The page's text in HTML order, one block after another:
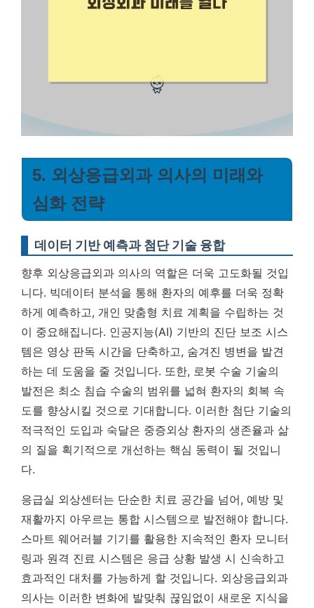
5. 외상응급외과 의사의 미래와
심화 전략
데이터 기반 예측과 첨단 기술 융합
향후 외상응급외과 의사의 역할은 더욱 고도화될 것입
니다. 빅데이터 분석을 통해 환자의 예후를 더욱 정확
하게 예측하고, 개인 맞춤형 치료 계획을 수립하는 것
이 중요해집니다. 인공지능(AI) 기반의 진단 보조 시스
템은 영상 판독 시간을 단축하고, 숨겨진 병변을 발견
하는 데 도움을 줄 것입니다. 또한, 로봇 수술 기술의
발전은 최소 침습 수술의 범위를 넓혀 환자의 회복 속
도를 향상시킬 것으로 기대합니다. 이러한 첨단 기술의
적극적인 도입과 숙달은 중증외상 환자의 생존율과 삶
의 질을 획기적으로 개선하는 핵심 동력이 될 것입니
다.
응급실 외상센터는 단순한 치료 공간을 넘어, 예방 및
재활까지 아우르는 통합 시스템으로 발전해야 합니다.
스마트 웨어러블 기기를 활용한 지속적인 환자 모니터
링과 원격 진료 시스템은 응급 상황 발생 시 신속하고
효과적인 대처를 가능하게 할 것입니다. 외상응급외과
의사는 이러한 변화에 발맞춰 끊임없이 새로운 지식을